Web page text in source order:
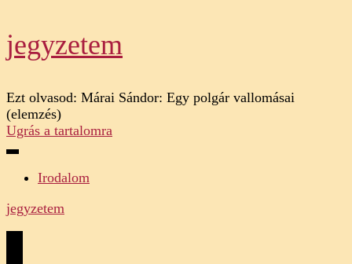
jegyzetem
Ezt olvasod: Márai Sándor: Egy polgár vallomásai
(elemzés)
Ugrás a tartalomra
Irodalom
jegyzetem